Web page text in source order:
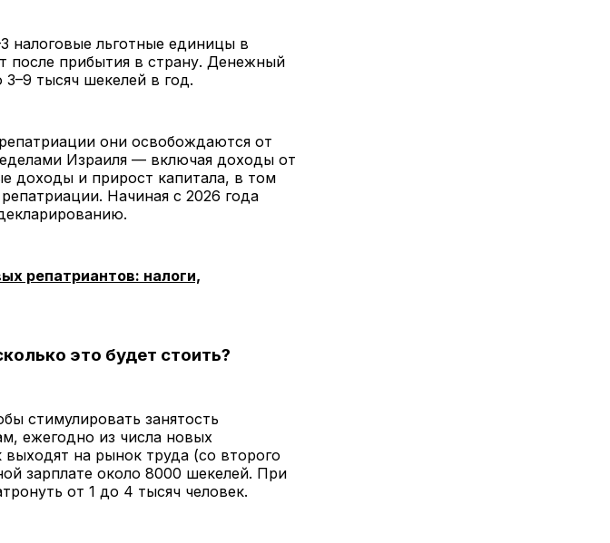
налоговые льготные единицы в
после прибытия в страну. Денежный
тысяч шекелей в год.
они освобождаются от
Израиля — включая доходы от
доходы и прирост капитала, в том
Начиная с 2026 года
репатриантов: налоги,
это будет стоить?
стимулировать занятость
ежегодно из числа новых
выходят на рынок труда (со второго
зарплате около 8000 шекелей. При
от 1 до 4 тысяч человек.